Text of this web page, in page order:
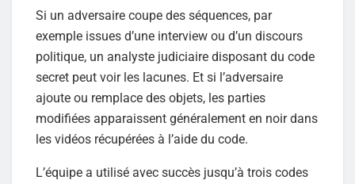
Si un adversaire coupe des séquences, par
exemple issues d’une interview ou d’un discours
politique, un analyste judiciaire disposant du code
secret peut voir les lacunes. Et si l’adversaire
ajoute ou remplace des objets, les parties
modifiées apparaissent généralement en noir dans
les vidéos récupérées à l’aide du code.
L’équipe a utilisé avec succès jusqu’à trois codes